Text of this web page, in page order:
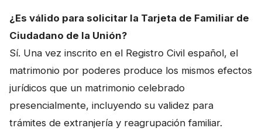
¿Es válido para solicitar la Tarjeta de Familiar de
Ciudadano de la Unión?
Sí. Una vez inscrito en el Registro Civil español, el
matrimonio por poderes produce los mismos efectos
jurídicos que un matrimonio celebrado
presencialmente, incluyendo su validez para
trámites de extranjería y reagrupación familiar.